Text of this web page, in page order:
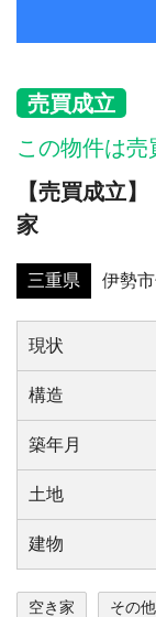
売買成立
この物件は売
【売買成立
家
三重県 伊勢
現状
構造
築年⽉
⼟地
建物
空き家 その